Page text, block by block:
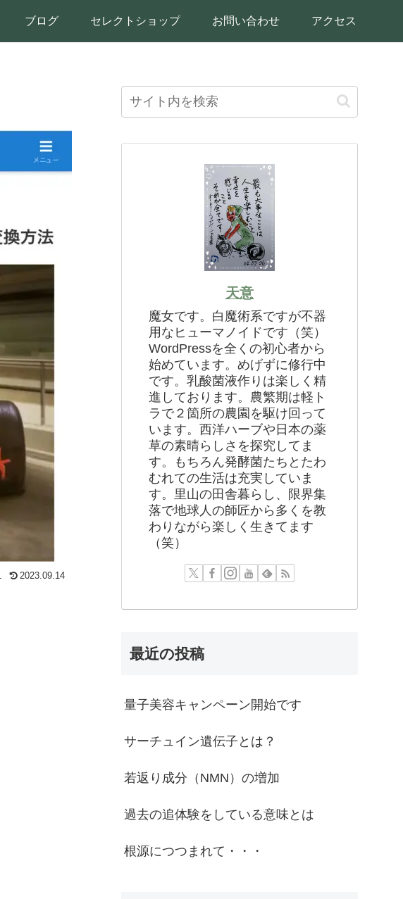
ブログ セレクトショップ お問い合わせ アクセス
2023.09.14
天意
魔女です。白魔術系ですが不器
用なヒューマノイドです（笑）
WordPressを全くの初心者から
始めています。めげずに修行中
です。乳酸菌液作りは楽しく精
進しております。農繁期は軽ト
ラで２箇所の農園を駆け回って
います。西洋ハーブや日本の薬
草の素晴らしさを探究してま
す。もちろん発酵菌たちとたわ
むれての生活は充実していま
す。里山の田舎暮らし、限界集
落で地球人の師匠から多くを教
わりながら楽しく生きてます
（笑）
最近の投稿
量子美容キャンペーン開始です
サーチュイン遺伝子とは？
若返り成分（NMN）の増加
過去の追体験をしている意味とは
根源につつまれて・・・